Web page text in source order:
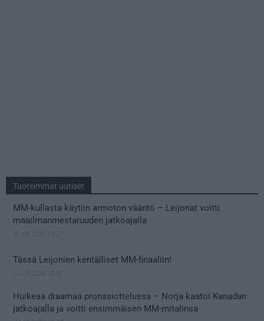
Tuoreimmat uutiset
MM-kullasta käytiin armoton vääntö – Leijonat voitti
maailmanmestaruuden jatkoajalla
Tässä Leijonien kentälliset MM-finaaliin!
Huikeaa draamaa pronssiottelussa – Norja kaatoi Kanadan
jatkoajalla ja voitti ensimmäisen MM-mitalinsa